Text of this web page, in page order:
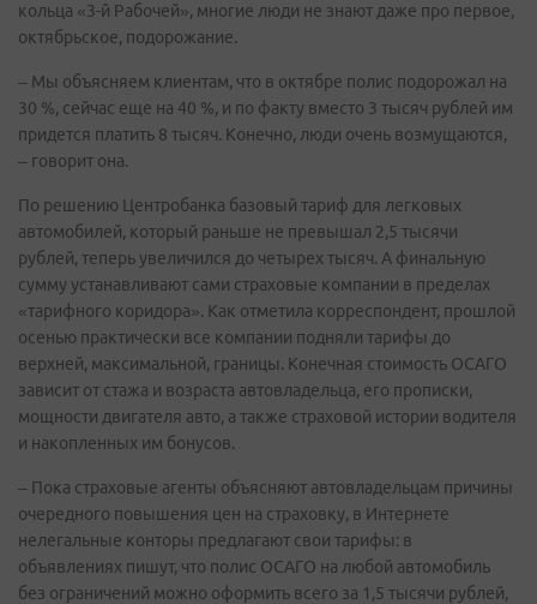
кольца «3-й Рабочей», многие люди не знают даже про первое,
октябрьское, подорожание.
– Мы объясняем клиентам, что в октябре полис подорожал на
30 %, сейчас еще на 40 %, и по факту вместо 3 тысяч рублей им
придется платить 8 тысяч. Конечно, люди очень возмущаются,
– говорит она.
По решению Центробанка базовый тариф для легковых
автомобилей, который раньше не превышал 2,5 тысячи
рублей, теперь увеличился до четырех тысяч. А финальную
сумму устанавливают сами страховые компании в пределах
«тарифного коридора». Как отметила корреспондент, прошлой
осенью практически все компании подняли тарифы до
верхней, максимальной, границы. Конечная стоимость ОСАГО
зависит от стажа и возраста автовладельца, его прописки,
мощности двигателя авто, а также страховой истории водителя
и накопленных им бонусов.
– Пока страховые агенты объясняют автовладельцам причины
очередного повышения цен на страховку, в Интернете
нелегальные конторы предлагают свои тарифы: в
объявлениях пишут, что полис ОСАГО на любой автомобиль
без ограничений можно оформить всего за 1,5 тысячи рублей,